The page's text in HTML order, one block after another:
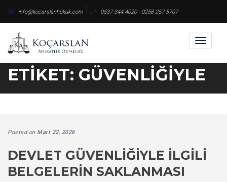
content
info@kocarslanhukuk.com 0537 344 4020 - 0258 257 5707
Toggle
ETIKET: GÜVENLIĞIYLE
Posted on Mart 22, 2026
DEVLET GÜVENLIĞIYLE İLGILI
BELGELERIN SAKLANMASI